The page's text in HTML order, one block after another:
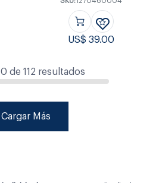
US$39.00
0 de 112 resultados
Cargar Más